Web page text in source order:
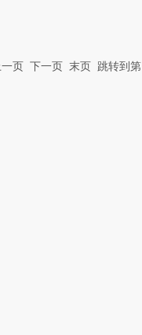
页 下一页 末页 跳转到第